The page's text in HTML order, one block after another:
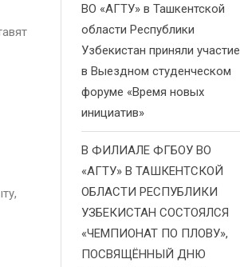
ВО «АГТУ» в Ташкентской
области Республики
Узбекистан приняли участие
в Выездном студенческом
форуме «Время новых
инициатив»
В ФИЛИАЛЕ ФГБОУ ВО
«АГТУ» В ТАШКЕНТСКОЙ
ОБЛАСТИ РЕСПУБЛИКИ
УЗБЕКИСТАН СОСТОЯЛСЯ
«ЧЕМПИОНАТ ПО ПЛОВУ»,
ПОСВЯЩЁННЫЙ ДНЮ